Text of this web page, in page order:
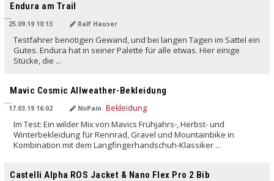
Endura am Trail
25.09.19 10:13 Ralf Hauser
Testfahrer benötigen Gewand, und bei langen Tagen im Sattel ein
Gutes. Endura hat in seiner Palette für alle etwas. Hier einige
Stücke, die ...
Mavic Cosmic Allweather-Bekleidung
17.03.19 16:02 NoPain
Im Test: Ein wilder Mix von Mavics Frühjahrs-, Herbst- und
Winterbekleidung für Rennrad, Gravel und Mountainbike in
Kombination mit dem Langfingerhandschuh-Klassiker ...
Castelli Alpha ROS Jacket & Nano Flex Pro 2 Bib